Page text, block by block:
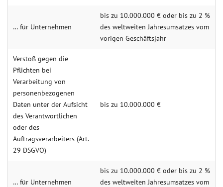
… für Unternehmen
bis zu 10.000.000 € oder bis zu 2 %
des weltweiten Jahresumsatzes vom
vorigen Geschäftsjahr
Verstoß gegen die
Pflichten bei
Verarbeitung von
personenbezogenen
Daten unter der Aufsicht
des Verantwortlichen
oder des
Auftragsverarbeiters (Art.
29 DSGVO)
bis zu 10.000.000 €
… für Unternehmen
bis zu 10.000.000 € oder bis zu 2 %
des weltweiten Jahresumsatzes vom